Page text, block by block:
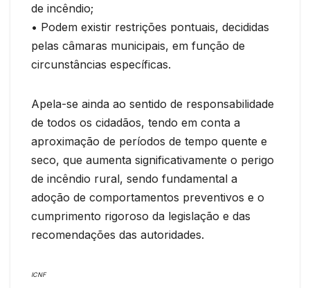
de incêndio;
• Podem existir restrições pontuais, decididas
pelas câmaras municipais, em função de
circunstâncias específicas.
Apela-se ainda ao sentido de responsabilidade
de todos os cidadãos, tendo em conta a
aproximação de períodos de tempo quente e
seco, que aumenta significativamente o perigo
de incêndio rural, sendo fundamental a
adoção de comportamentos preventivos e o
cumprimento rigoroso da legislação e das
recomendações das autoridades.
ICNF